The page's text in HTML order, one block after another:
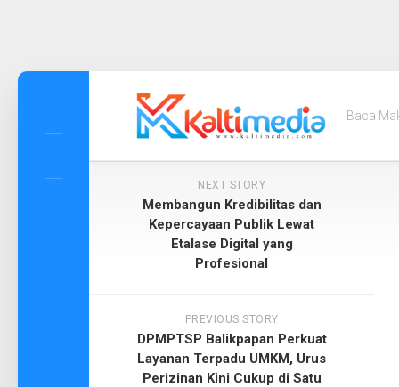
Skip
Baca
NEXT STORY
Membangun Kredibilitas dan
Kepercayaan Publik Lewat
Etalase Digital yang
Profesional
PREVIOUS STORY
DPMPTSP Balikpapan Perkuat
Layanan Terpadu UMKM, Urus
Perizinan Kini Cukup di Satu